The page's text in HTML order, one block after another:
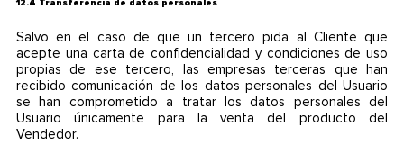
12.4 Transferencia de datos personales
Salvo en el caso de que un tercero pida al Cliente que
acepte una carta de confidencialidad y condiciones de uso
propias de ese tercero, las empresas terceras que han
recibido comunicación de los datos personales del Usuario
se han comprometido a tratar los datos personales del
Usuario únicamente para la venta del producto del
Vendedor.